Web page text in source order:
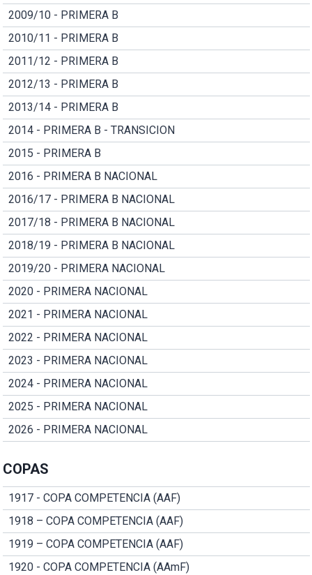
2009/10 - PRIMERA B
2010/11 - PRIMERA B
2011/12 - PRIMERA B
2012/13 - PRIMERA B
2013/14 - PRIMERA B
2014 - PRIMERA B - TRANSICION
2015 - PRIMERA B
2016 - PRIMERA B NACIONAL
2016/17 - PRIMERA B NACIONAL
2017/18 - PRIMERA B NACIONAL
2018/19 - PRIMERA B NACIONAL
2019/20 - PRIMERA NACIONAL
2020 - PRIMERA NACIONAL
2021 - PRIMERA NACIONAL
2022 - PRIMERA NACIONAL
2023 - PRIMERA NACIONAL
2024 - PRIMERA NACIONAL
2025 - PRIMERA NACIONAL
2026 - PRIMERA NACIONAL
COPAS
1917 - COPA COMPETENCIA (AAF)
1918 – COPA COMPETENCIA (AAF)
1919 – COPA COMPETENCIA (AAF)
1920 - COPA COMPETENCIA (AAmF)